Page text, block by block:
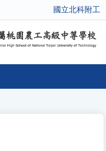
國立北科附工